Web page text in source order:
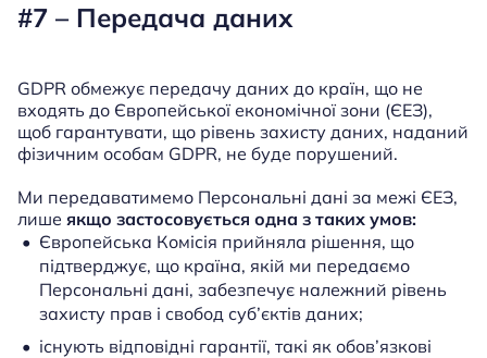
#7 – Передача даних
GDPR обмежує передачу даних до країн, що не
входять до Європейської економічної зони (ЄЕЗ),
щоб гарантувати, що рівень захисту даних, наданий
фізичним особам GDPR, не буде порушений.
Ми передаватимемо Персональні дані за межі ЄЕЗ,
лише якщо застосовується одна з таких умов:
Європейська Комісія прийняла рішення, що
підтверджує, що країна, якій ми передаємо
Персональні дані, забезпечує належний рівень
захисту прав і свобод суб’єктів даних;
існують відповідні гарантії, такі як обов’язкові